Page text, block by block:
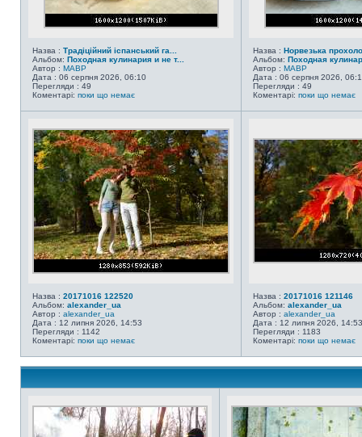
Назва : Традіційний іспанський га...
Альбом: Походная кулинария и не т...
Автор : MABP
Дата : 06 серпня 2026, 06:10
Перегляди : 49
Коментарі: поки що немає
Назва : Норвезька
Альбом: Походная
Автор : MABP
Дата : 06 серпня 2026,
Перегляди : 49
Коментарі: поки що немає
Назва : 20171016 122520
Альбом: alexander_ua
Автор : alexander_ua
Дата : 12 липня 2026, 14:53
Перегляди : 1142
Коментарі: поки що немає
Назва : 20171016 121146
Альбом: alexander_ua
Автор : alexander_ua
Дата : 12 липня 2026, 14:53
Перегляди : 1183
Коментарі: поки що немає